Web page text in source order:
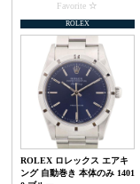
Favorite
ROLEX
ROLEX ロレックス エアキ
ング 自動巻き 本体のみ 1401